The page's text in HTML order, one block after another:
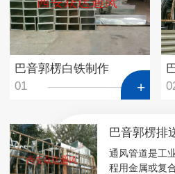
巴音郭楞白铁制作
01
巴音郭楞排
通风管道是工
程用金属或复